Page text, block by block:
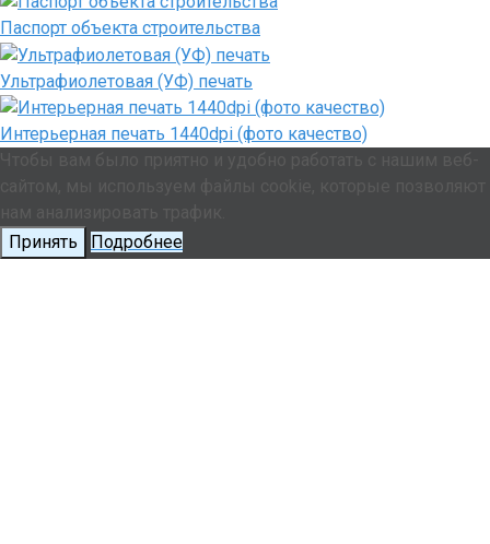
Паспорт объекта строительства
Ультрафиолетовая (УФ) печать
Интерьерная печать 1440dpi (фото качество)
Принять
Подробнее